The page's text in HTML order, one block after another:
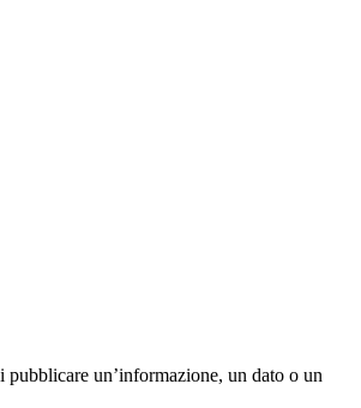
un’informazione, un dato o un